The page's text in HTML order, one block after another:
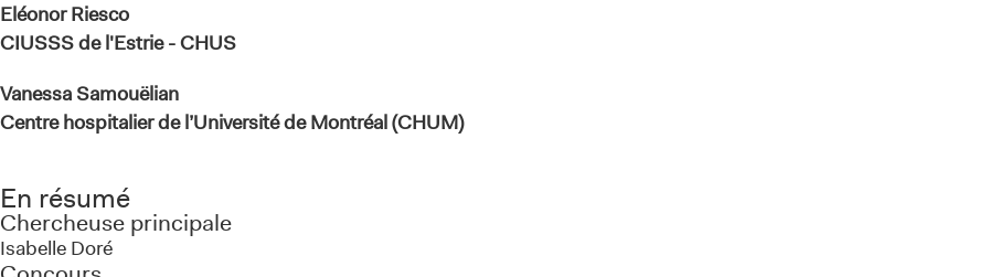
Eléonor Riesco
CIUSSS de l'Estrie - CHUS
Vanessa Samouëlian
Centre hospitalier de l’Université de Montréal (CHUM)
En résumé
Chercheuse principale
Isabelle Doré